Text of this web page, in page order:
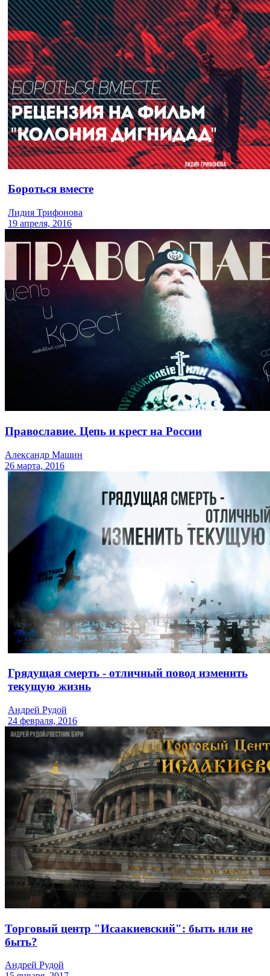
Бороться вместе
Лидия Трифонова
19 апреля, 2016
Православие. Цепь и крест на России
Александр Машин
26 марта, 2016
Грядущая смерть - отличный повод изменить
текущую жизнь
Андрей Рудой
24 февраля, 2016
Торговый центр "Исаакиевский": быть или не
быть?
Андрей Рудой